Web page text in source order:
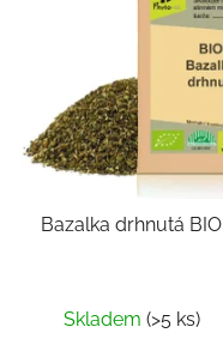
Bazalka drhnutá BIO
Skladem (>5 ks)